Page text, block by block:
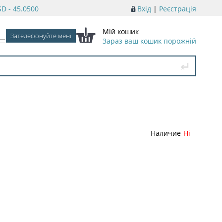
Вхід | Реєстрація
- 45.0500
Мій кошик
Зараз ваш кошик порожній
Наличие Ні